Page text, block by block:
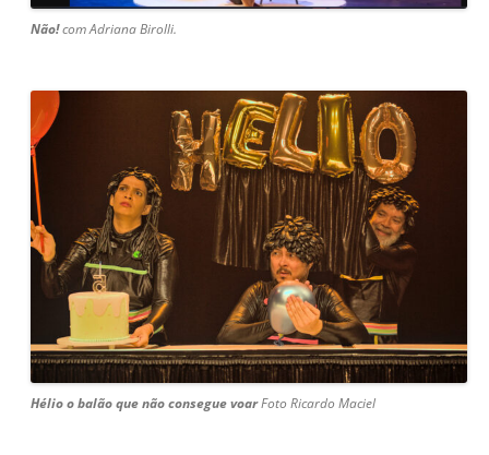
Não!com Adriana Birolli.
Hélio o balão que não consegue voarFoto Ricardo Maciel